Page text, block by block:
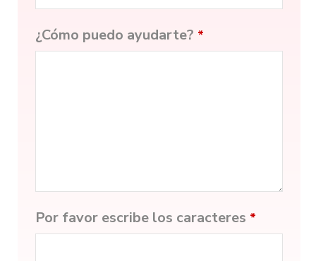
¿Cómo puedo ayudarte? *
Por favor escribe los caracteres *